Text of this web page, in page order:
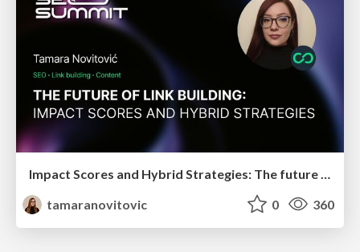
tamaranovitovic
0 360